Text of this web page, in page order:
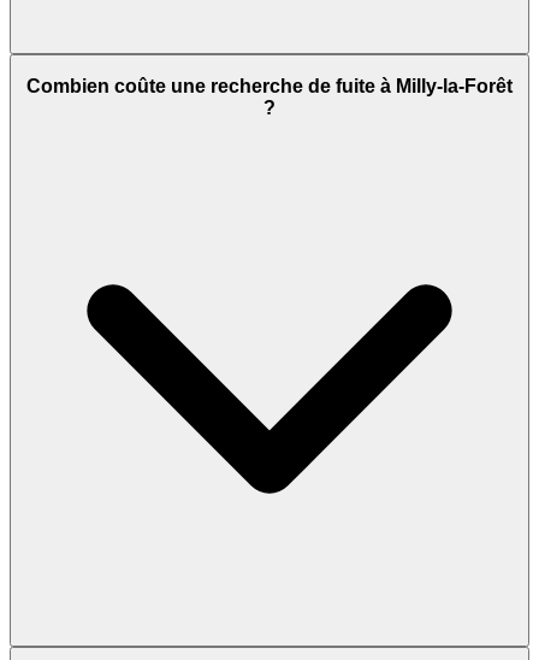
Combien coûte une recherche de fuite à Milly-la-Forêt
?